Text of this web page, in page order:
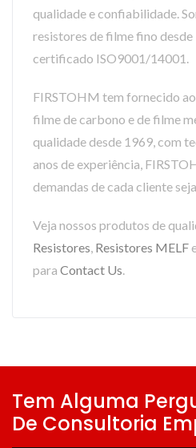
qualidade e confiabilidade.
resistores de filme fino
certificado ISO9001/14001.
FIRSTOHM tem fornecido
filme de carbono e de filme
qualidade desde 1969, com
anos de experiência,
demandas de cada cliente
Veja nossos produtos de
Resistores, Resistores MELF
para Contact Us.
Tem Alguma
De Consultoria